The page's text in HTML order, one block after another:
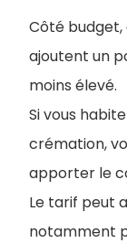
Côté
ajoutent un
moins élevé.
Si vous
crémation,
apporter le
Le tarif peut
notamment